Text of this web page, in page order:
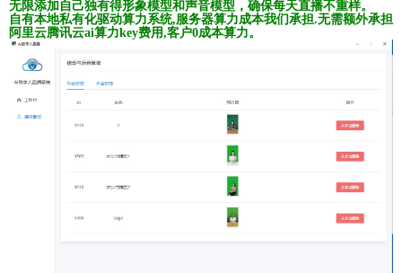
无限添加自己独有得形象模型和声音模型，确保每天直播不重样。
自有本地私有化驱动算力系统,服务器算力成本我们承担.无需额外承担
阿里云腾讯云ai算力key费用,客户0成本算力。